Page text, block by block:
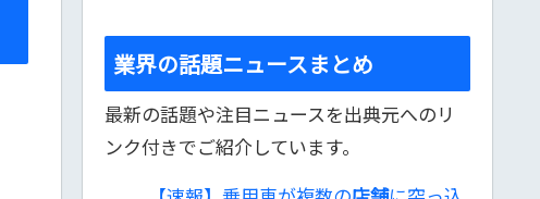
業界の話題ニュースまとめ
最新の話題や注目ニュースを出典元へのリ
ンク付きでご紹介しています。